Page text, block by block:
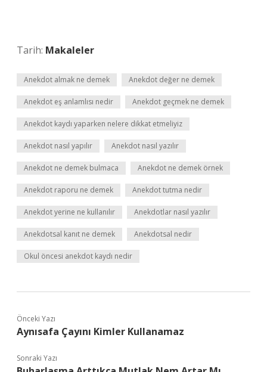
Tarih: Makaleler
Anekdot almak ne demek Anekdot değer ne demek
Anekdot eş anlamlısı nedir Anekdot geçmek ne demek
Anekdot kaydı yaparken nelere dikkat etmeliyiz
Anekdot nasıl yapılır Anekdot nasıl yazılır
Anekdot ne demek bulmaca Anekdot ne demek örnek
Anekdot raporu ne demek Anekdot tutma nedir
Anekdot yerine ne kullanılır Anekdotlar nasıl yazılır
Anekdotsal kanıt ne demek Anekdotsal nedir
Okul öncesi anekdot kaydı nedir
Önceki Yazı
Aynısafa Çayını Kimler Kullanamaz
Sonraki Yazı